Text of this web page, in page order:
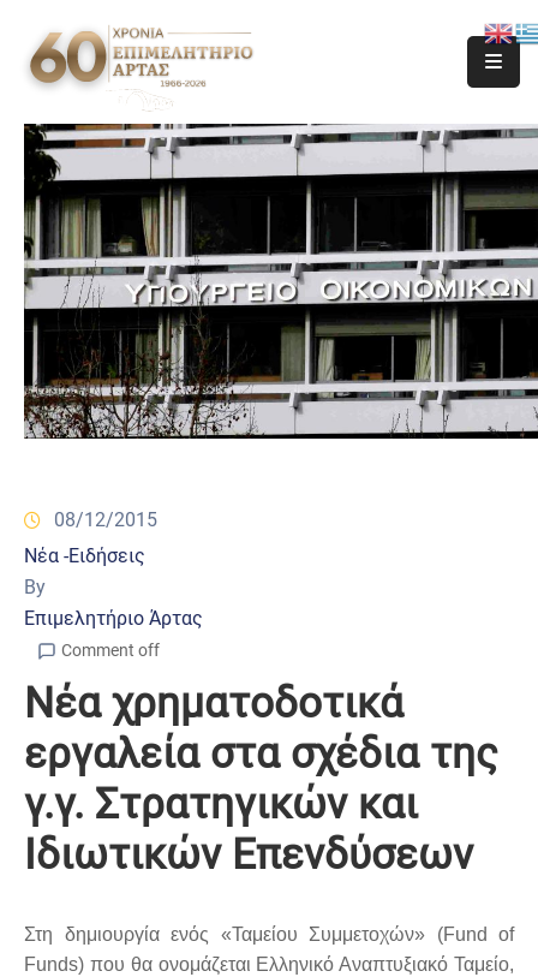
08/12/2015
Νέα -Ειδήσεις
By
Επιμελητήριο Άρτας
Comment off
Νέα χρηματοδοτικά
εργαλεία στα σχέδια της
γ.γ. Στρατηγικών και
Ιδιωτικών Επενδύσεων
Στη δημιουργία ενός «Ταμείου Συμμετοχών» (Fund of
Funds) που θα ονομάζεται Ελληνικό Αναπτυξιακό Ταμείο,